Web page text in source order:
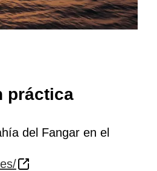
práctica
del Fangar en el